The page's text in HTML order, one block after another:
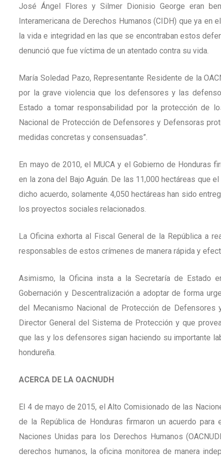
José Ángel Flores y Silmer Dionisio George eran
Interamericana de Derechos Humanos (CIDH) que ya en
la vida e integridad en las que se encontraban estos
denunció que fue víctima de un atentado contra su vida.
María Soledad Pazo, Representante Residente de la
por la grave violencia que los defensores y las
Estado a tomar responsabilidad por la protección de
Nacional de Protección de Defensores y Defensoras
medidas concretas y consensuadas”.
En mayo de 2010, el MUCA y el Gobierno de Honduras
en la zona del Bajo Aguán. De las 11,000 hectáreas que
dicho acuerdo, solamente 4,050 hectáreas han sido
los proyectos sociales relacionados.
La Oficina exhorta al Fiscal General de la República a
responsables de estos crímenes de manera rápida y
Asimismo, la Oficina insta a la Secretaría de Estado
Gobernación y Descentralización a adoptar de forma
del Mecanismo Nacional de Protección de
Director General del Sistema de Protección y que
que las y los defensores sigan haciendo su importante
hondureña.
ACERCA DE LA OACNUDH
El 4 de mayo de 2015, el Alto Comisionado de las
de la República de Honduras firmaron un acuerdo
Naciones Unidas para los Derechos Humanos
derechos humanos, la oficina monitorea de manera